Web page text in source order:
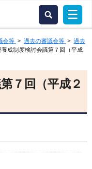
会等 > 過去の審議会等 > 過去
成制度検討会議第７回（平成
７回（平成２